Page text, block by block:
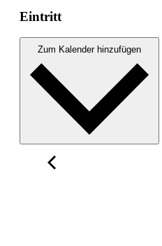
Eintritt